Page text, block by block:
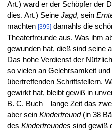
Art.) ward er der Schöpfer der
dies. Art.) Seine Jagd, sein
machten [395]damahls die
Theaterfreunde aus. Was ihm
gewunden hat, dieß sind seine
Das hohe Verdienst der
so vielen an Gelehrsamkeit
übertreffenden Schriftstellern.
gewirkt hat, bleibt gewiß in
B. C. Buch – lange Zeit das
aber sein Kinderfreund(in 38
des Kinderfreundes sind gewiß